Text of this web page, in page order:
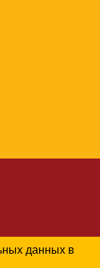
данных в